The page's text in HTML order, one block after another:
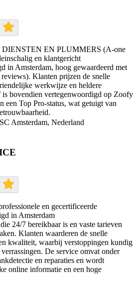
EN PLUMMERS (A‑one
en klantgericht
in Amsterdam, hoog gewaardeerd met
Klanten prijzen de snelle
werkwijze en heldere
bovendien vertegenwoordigd op Zoofy
een Top Pro-status, wat getuigt van
Amsterdam, Nederland
en gecertificeerde
in Amsterdam
24/7 bereikbaar is en vaste tarieven
Klanten waarderen de snelle
kwaliteit, waarbij verstoppingen kundig
De service omvat onder
en reparaties en wordt
online informatie en een hoge